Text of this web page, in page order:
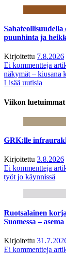
puunhinta ja
Kirjoitettu 7.8.2026
Ei kommentteja
näkymät – kiusana
Lisää uutisia
Viikon luetuimmat
GRK:lle
Kirjoitettu 3.8.2026
Ei kommentteja
työt jo käynnissä
Ruotsalainen
Suomessa –
Kirjoitettu
Ei kommentteja